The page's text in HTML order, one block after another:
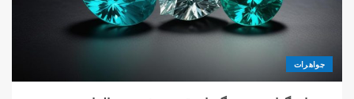
3
خون و راحتی: یک دیدگاه
ارگونومیک
جواهرات